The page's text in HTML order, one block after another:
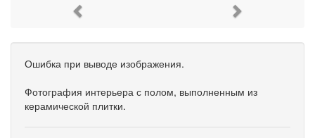
Ошибка при выводе изображения.
Фотография интерьера с полом, выполненным из
керамической плитки.